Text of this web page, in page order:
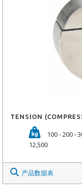
TENSION
100 - 200 -
12,500
产品数据表